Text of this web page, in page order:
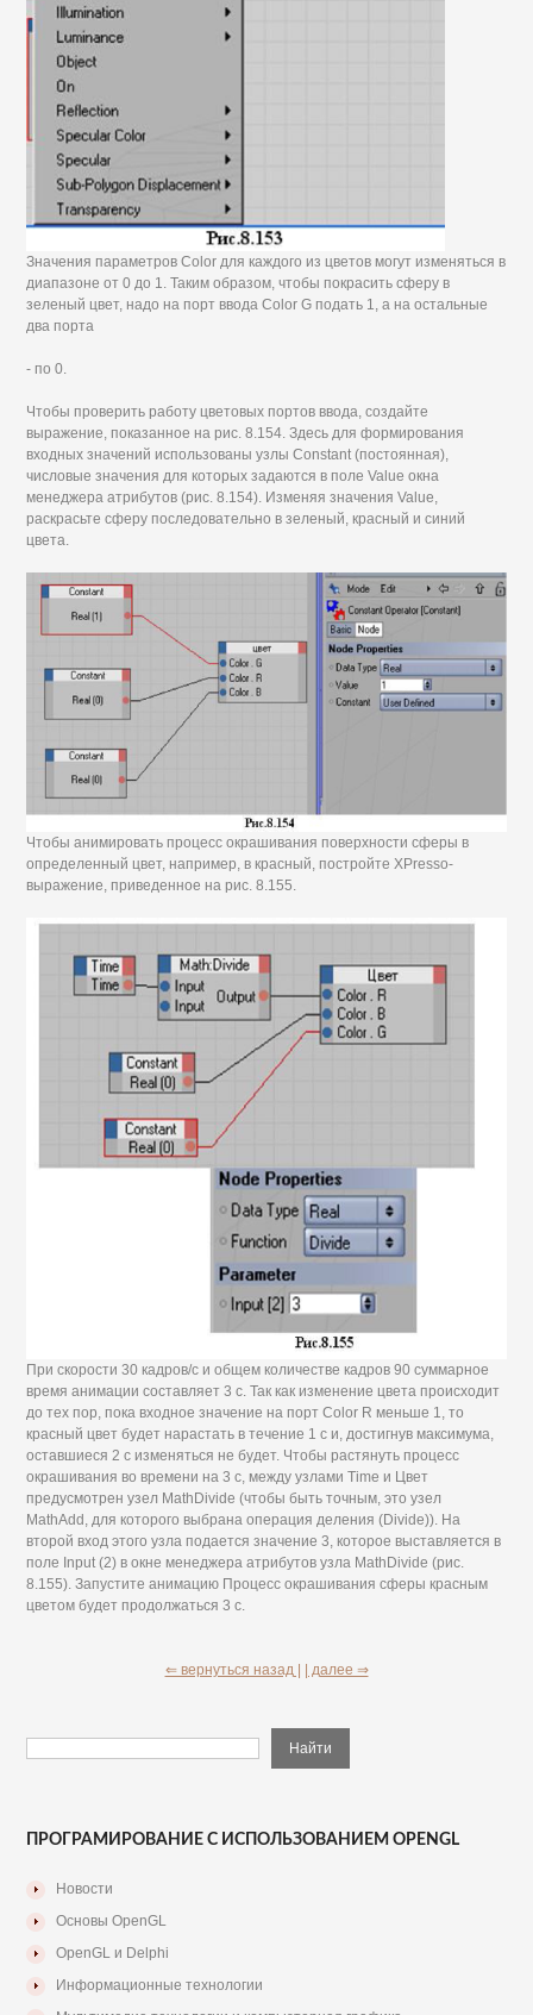
Значения параметров Color для каждого из цветов могут изменяться в
диапазоне от 0 до 1. Таким образом, чтобы покрасить сферу в
зеленый цвет, надо на порт ввода Color G подать 1, а на остальные
два порта
- по 0.
Чтобы проверить работу цветовых портов ввода, создайте
выражение, показанное на рис. 8.154. Здесь для формирования
входных значений использованы узлы Constant (постоянная),
числовые значения для которых задаются в поле Value окна
менеджера атрибутов (рис. 8.154). Изменяя значения Value,
раскрасьте сферу последовательно в зеленый, красный и синий
цвета.
Чтобы анимировать процесс окрашивания поверхности сферы в
определенный цвет, например, в красный, постройте XPresso-
выражение, приведенное на рис. 8.155.
При скорости 30 кадров/с и общем количестве кадров 90 суммарное
время анимации составляет 3 с. Так как изменение цвета происходит
до тех пор, пока входное значение на порт Color R меньше 1, то
красный цвет будет нарастать в течение 1 с и, достигнув максимума,
оставшиеся 2 с изменяться не будет. Чтобы растянуть процесс
окрашивания во времени на 3 с, между узлами Time и Цвет
предусмотрен узел MathDivide (чтобы быть точным, это узел
MathAdd, для которого выбрана операция деления (Divide)). На
второй вход этого узла подается значение 3, которое выставляется в
поле Input (2) в окне менеджера атрибутов узла MathDivide (рис.
8.155). Запустите анимацию Процесс окрашивания сферы красным
цветом будет продолжаться 3 с.
⇐ вернуться назад | | далее ⇒
ПРОГРАМИРОВАНИЕ С ИСПОЛЬЗОВАНИЕМ OPENGL
Новости
Основы OpenGL
OpenGL и Delphi
Информационные технологии